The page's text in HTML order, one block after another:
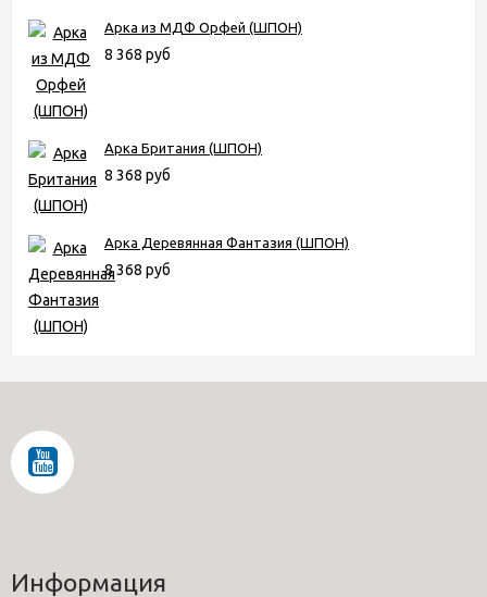
Арка из МДФ Орфей (ШПОН)
8 368 руб
Арка Британия (ШПОН)
8 368 руб
Арка Деревянная Фантазия (ШПОН)
8 368 руб
Информация